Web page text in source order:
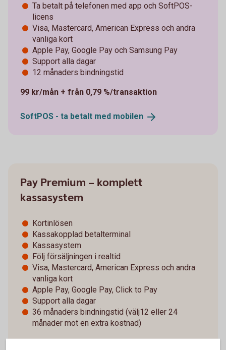
Ta betalt på telefonen med app och SoftPOS-
licens
Visa, Mastercard, American Express och andra
vanliga kort
Apple Pay, Google Pay och Samsung Pay
Support alla dagar
12 månaders bindningstid
99 kr/mån + från 0,79 %/transaktion
SoftPOS - ta betalt med mobilen
Pay Premium – komplett
kassasystem
Kortinlösen
Kassakopplad betalterminal
Kassasystem
Följ försäljningen i realtid
Visa, Mastercard, American Express och andra
vanliga kort
Apple Pay, Google Pay, Click to Pay
Support alla dagar
36 månaders bindningstid (välj12 eller 24
månader mot en extra kostnad)